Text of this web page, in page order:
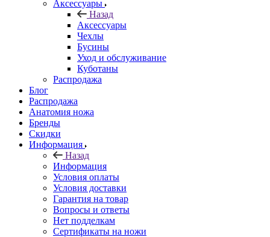
Аксессуары
Назад
Аксессуары
Чехлы
Бусины
Уход и обслуживание
Куботаны
Распродажа
Блог
Распродажа
Анатомия ножа
Бренды
Скидки
Информация
Назад
Информация
Условия оплаты
Условия доставки
Гарантия на товар
Вопросы и ответы
Нет подделкам
Сертификаты на ножи